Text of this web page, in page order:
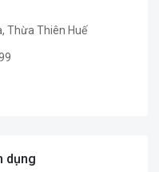
Thừa Thiên Huế
dụng